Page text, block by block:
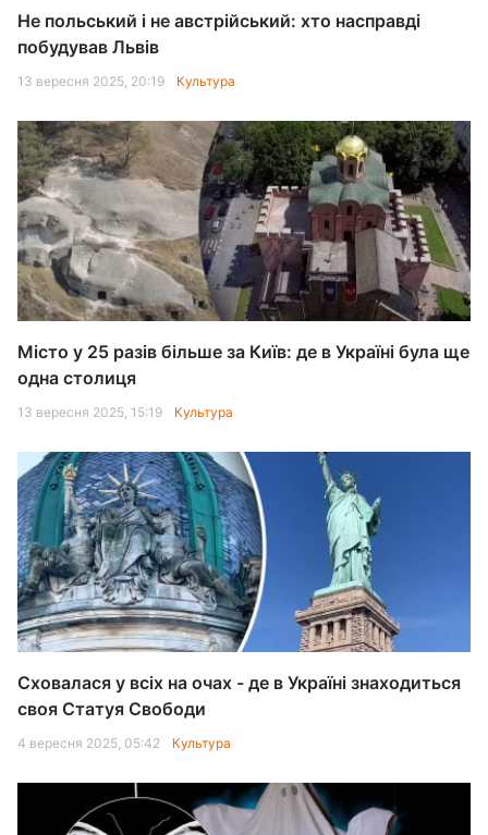
Не польський і не австрійський: хто насправді
побудував Львів
13 вересня 2025, 20:19 Культура
Місто у 25 разів більше за Київ: де в Україні була ще
одна столиця
13 вересня 2025, 15:19 Культура
Сховалася у всіх на очах - де в Україні знаходиться
своя Статуя Свободи
4 вересня 2025, 05:42 Культура